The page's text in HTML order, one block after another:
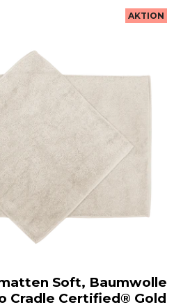
Soft, Baumwolle
Cradle Certified® Gold
AKTION